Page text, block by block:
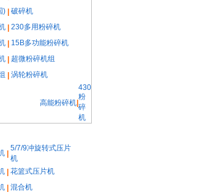
)
破碎机
230多用粉碎机
15B多功能粉碎机
超微粉碎机组
涡轮粉碎机
高能粉碎机
430
粉
碎
机
5/7/9冲旋转式压片
机
花篮式压片机
混合机